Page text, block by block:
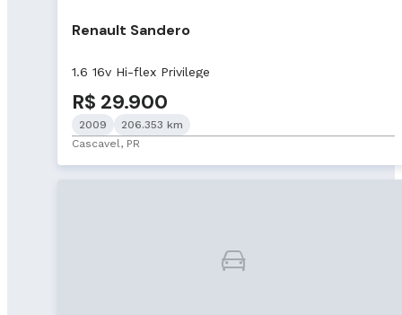
Renault Sandero
1.6 16v Hi-flex Privilege
R$ 29.900
2009
206.353 km
Cascavel, PR